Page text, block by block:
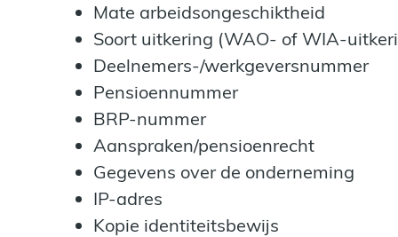
Mate arbeidsongeschiktheid
Soort uitkering (WAO- of WIA-
Deelnemers-/werkgeversnummer
Pensioennummer
BRP-nummer
Aanspraken/pensioenrecht
Gegevens over de onderneming
IP-adres
Kopie identiteitsbewijs